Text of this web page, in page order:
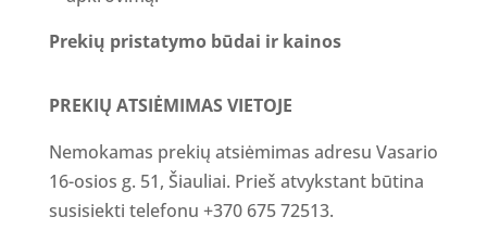
Prekių pristatymo būdai ir kainos
PREKIŲ ATSIĖMIMAS VIETOJE
Nemokamas prekių atsiėmimas adresu Vasario
16-osios g. 51, Šiauliai. Prieš atvykstant būtina
susisiekti telefonu +370 675 72513.